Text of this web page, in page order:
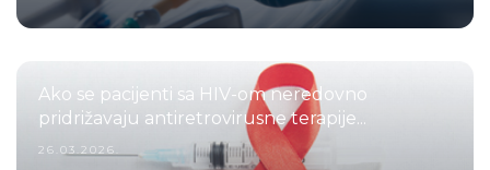
Ako se pacijenti sa HIV-om neredovno
pridrižavaju antiretrovirusne terapije...
26.03.2026.